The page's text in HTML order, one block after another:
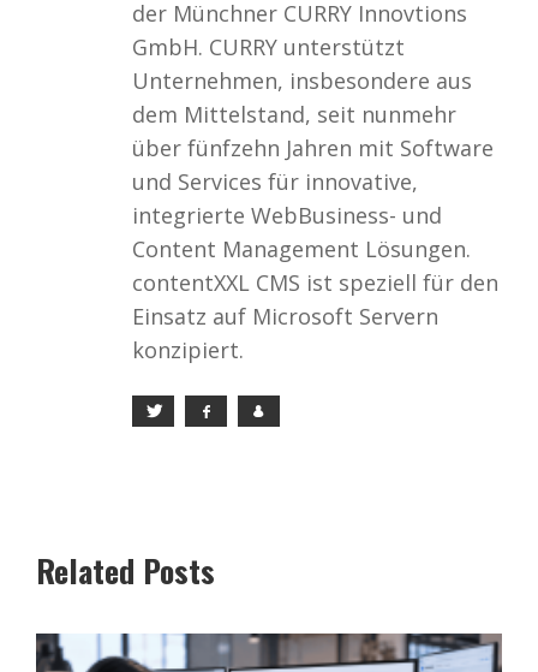
der Münchner CURRY Innovtions
GmbH. CURRY unterstützt
Unternehmen, insbesondere aus
dem Mittelstand, seit nunmehr
über fünfzehn Jahren mit Software
und Services für innovative,
integrierte WebBusiness- und
Content Management Lösungen.
contentXXL CMS ist speziell für den
Einsatz auf Microsoft Servern
konzipiert.
Related Posts